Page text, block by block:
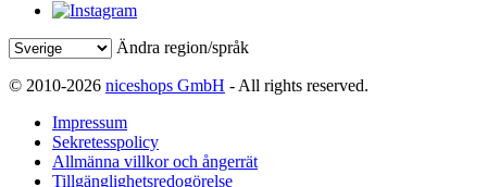
Ändra region/språk
© 2010-2026 niceshops GmbH - All rights reserved.
Impressum
Sekretesspolicy
Allmänna villkor och ångerrät
Tillgänglighetsredogörelse